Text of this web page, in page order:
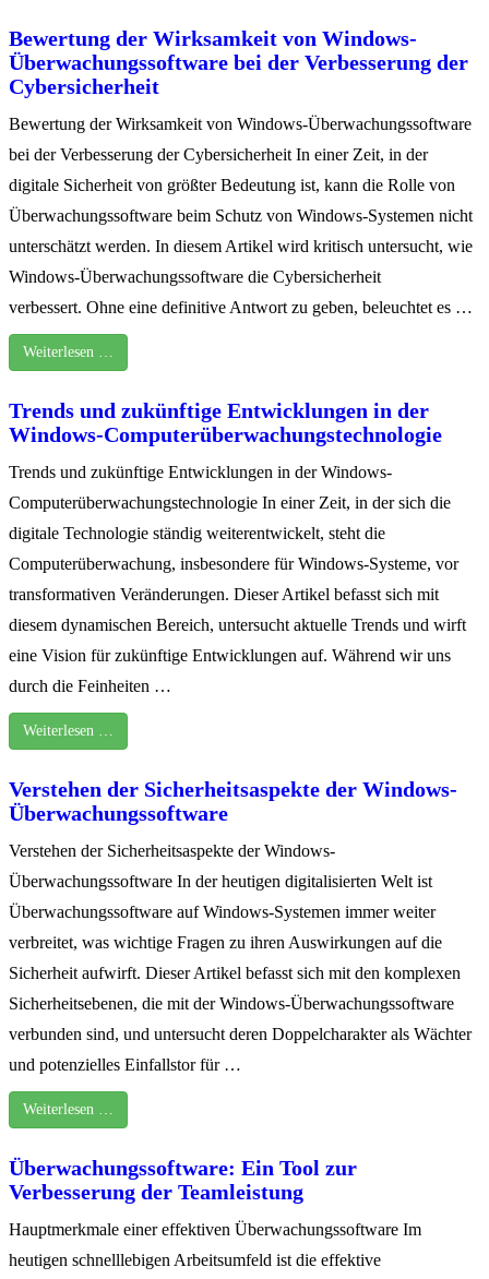
Bewertung der Wirksamkeit von Windows-
Überwachungssoftware bei der Verbesserung der
Cybersicherheit
Bewertung der Wirksamkeit von Windows-Überwachungssoftware
bei der Verbesserung der Cybersicherheit In einer Zeit, in der
digitale Sicherheit von größter Bedeutung ist, kann die Rolle von
Überwachungssoftware beim Schutz von Windows-Systemen nicht
unterschätzt werden. In diesem Artikel wird kritisch untersucht, wie
Windows-Überwachungssoftware die Cybersicherheit
verbessert. Ohne eine definitive Antwort zu geben, beleuchtet es …
Weiterlesen …
Trends und zukünftige Entwicklungen in der
Windows-Computerüberwachungstechnologie
Trends und zukünftige Entwicklungen in der Windows-
Computerüberwachungstechnologie In einer Zeit, in der sich die
digitale Technologie ständig weiterentwickelt, steht die
Computerüberwachung, insbesondere für Windows-Systeme, vor
transformativen Veränderungen. Dieser Artikel befasst sich mit
diesem dynamischen Bereich, untersucht aktuelle Trends und wirft
eine Vision für zukünftige Entwicklungen auf. Während wir uns
durch die Feinheiten …
Weiterlesen …
Verstehen der Sicherheitsaspekte der Windows-
Überwachungssoftware
Verstehen der Sicherheitsaspekte der Windows-
Überwachungssoftware In der heutigen digitalisierten Welt ist
Überwachungssoftware auf Windows-Systemen immer weiter
verbreitet, was wichtige Fragen zu ihren Auswirkungen auf die
Sicherheit aufwirft. Dieser Artikel befasst sich mit den komplexen
Sicherheitsebenen, die mit der Windows-Überwachungssoftware
verbunden sind, und untersucht deren Doppelcharakter als Wächter
und potenzielles Einfallstor für …
Weiterlesen …
Überwachungssoftware: Ein Tool zur
Verbesserung der Teamleistung
Hauptmerkmale einer effektiven Überwachungssoftware Im
heutigen schnelllebigen Arbeitsumfeld ist die effektive